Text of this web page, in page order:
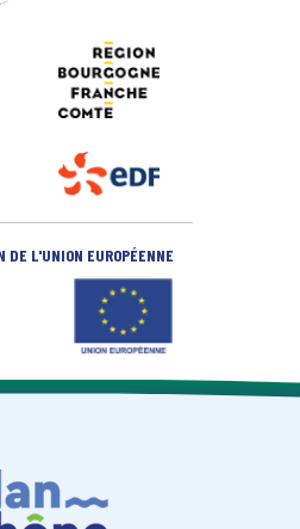
DE L'UNION EUROPÉENNE